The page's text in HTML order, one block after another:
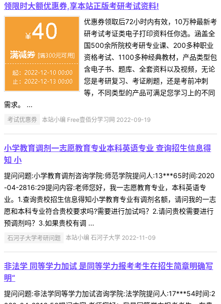
领限时大额优惠券,享本站正版考研考试资料!
优惠券领取后72小时内有效，10万种最新考
研考试考证类电子打印资料任你选。涵盖全
国500余所院校考研专业课、200多种职业
资格考试、1100多种经典教材，产品类型包
含电子书、题库、全套资料以及视频，无论
您是考研复习、考证刷题，还是考前冲刺
等，不同类型的产品可满足您学习上的不同
需求。 ...
考试优惠券 本站小编 Free壹佰分学习网 2022-09-19
小学教育调剂一志愿教育专业本科英语专业 查询招生信息得
知 小
提问问题:小学教育调剂咨询学院:师范学院提问人:13***65时间:2020
-04-2816:29提问内容:老师您好，我一志愿教育专业，本科英语专
业。1.查询贵校招生信息得知小学教育专业有调剂名额，请问我的一志
愿和本科专业符合贵校要求吗?需要进行加试吗？2.请问贵校需要进行
预调剂吗？3.如果贵校有调 ...
石河子大学考研问题 本站小编 石河子大学 2022-11-09
非法学 同等学力加试 是同等学力报考考生在招生简章明确写
明“
提问问题:非法学同等学力加试咨询学院:法学院提问人:17***54时间:2